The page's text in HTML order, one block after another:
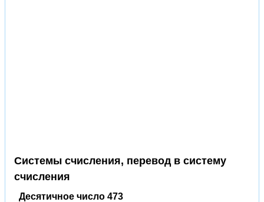
Системы счисления, перевод в систему
счисления
Десятичное число 473